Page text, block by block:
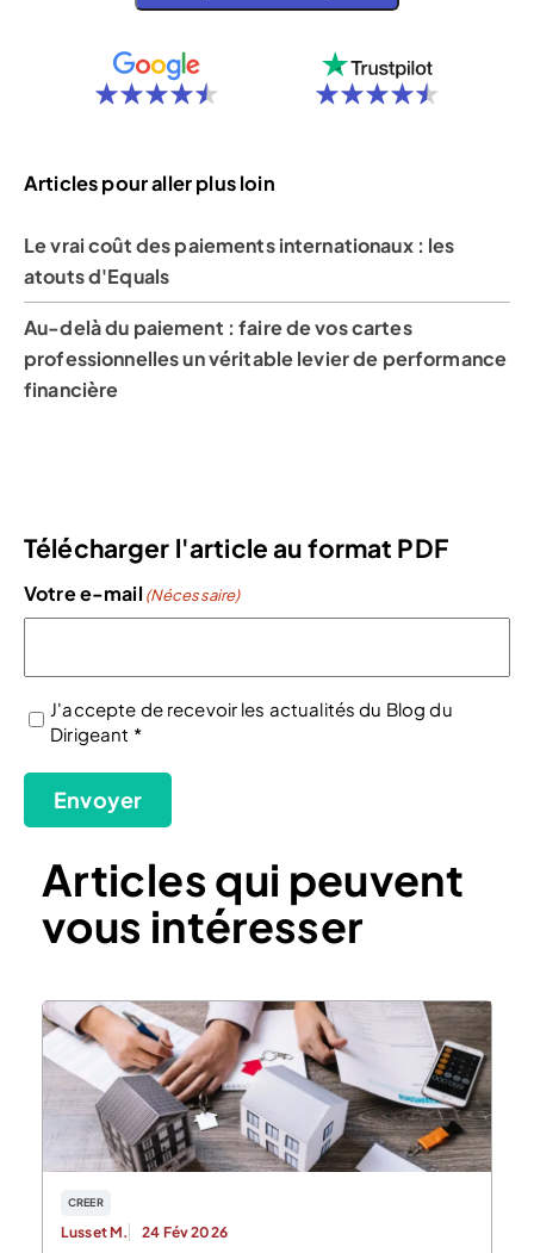
Articles pour aller plus loin
Le vrai coût des paiements internationaux : les
atouts d'Equals
Au-delà du paiement : faire de vos cartes
professionnelles un véritable levier de performance
financière
Télécharger l'article au format PDF
Votre e-mail (Nécessaire)
(Nécessaire)
J'accepte de recevoir les actualités du Blog du
Dirigeant *
Envoyer
Articles qui peuvent
vous intéresser
CREER
Lusset M. 24 Fév 2026